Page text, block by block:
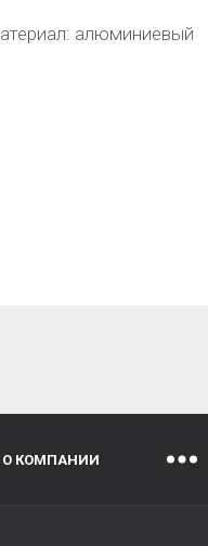
алюминиевый
О КОМПАНИИ